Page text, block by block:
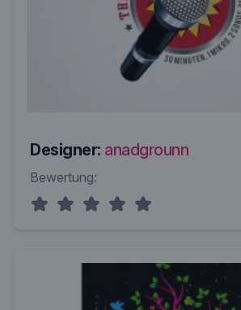
Designer: anadgrounn
Bewertung: